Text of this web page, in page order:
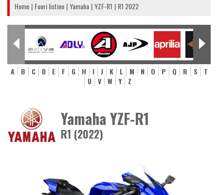
Home Fuori listino Yamaha YZF-R1 R1 2022
A B C D E F G H I J K L M N O P Q R S
T
U
V W Y Z
Yamaha YZF-R1
R1 (2022)